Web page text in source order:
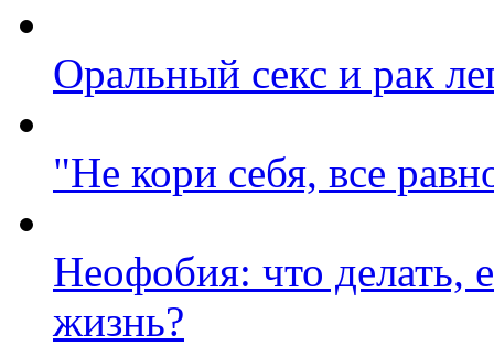
Оральный секс и рак
"Не кори себя, все
Неофобия: что делать,
жизнь?